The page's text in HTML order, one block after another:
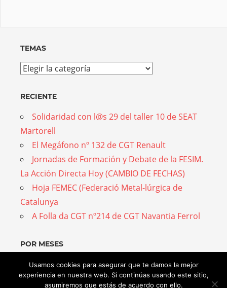
TEMAS
Temas
RECIENTE
Solidaridad con l@s 29 del taller 10 de SEAT
Martorell
El Megáfono nº 132 de CGT Renault
Jornadas de Formación y Debate de la FESIM.
La Acción Directa Hoy (CAMBIO DE FECHAS)
Hoja FEMEC (Federació Metal-lúrgica de
Catalunya
A Folla da CGT nº214 de CGT Navantia Ferrol
POR MESES
Por
meses
Usamos cookies para asegurar que te damos la mejor
experiencia en nuestra web. Si continúas usando este sitio,
asumiremos que estás de acuerdo con ello.